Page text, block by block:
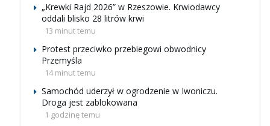
„Krewki Rajd 2026” w Rzeszowie. Krwiodawcy
oddali blisko 28 litrów krwi
13 minut temu
Protest przeciwko przebiegowi obwodnicy
Przemyśla
14 minut temu
Samochód uderzył w ogrodzenie w Iwoniczu.
Droga jest zablokowana
1 godzinę temu